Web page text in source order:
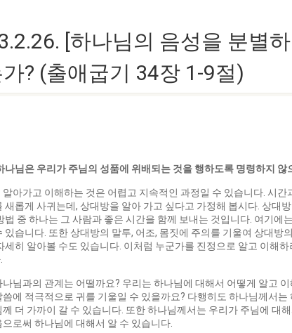
[하나님의 음성을 분별
? (출애굽기 34장 1-9절)
나님은 우리가 주님의 성품에 위배되는 것을 행하도록 명령하지 않
알아가고 이해하는 것은 어렵고 지속적인 과정일 수 있습니다. 시
새롭게 사귀는데, 상대방을 알아 가고 싶다고 가정해 봅시다. 상대
법 중 하나는 그 사람과 좋은 시간을 함께 보내는 것입니다. 여기
있습니다. 또한 상대방의 말투, 어조, 몸짓에 주의를 기울여 상대
세히 알아볼 수도 있습니다. 이처럼 누군가를 진정으로 알고 이해
님과의 관계는 어떨까요? 우리는 하나님에 대해서 어떻게 알고
씀에 적극적으로 귀를 기울일 수 있을까요? 다행히도 하나님께서
께 더 가까이 갈 수 있습니다. 또한 하나님께서는 우리가 주님에 대
으로써 하나님에 대해서 알 수 있습니다.